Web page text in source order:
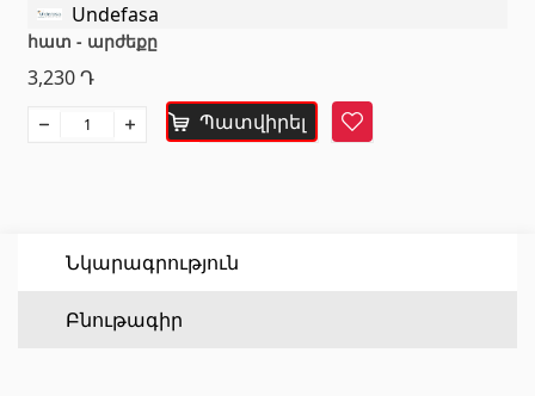
Բոլորը
Կվարցներ(6)
Undefasa
հատ - արժեքը
3,230Դ
Պատվիրել
Հավանել
Նկարագրություն
Բնութագիր